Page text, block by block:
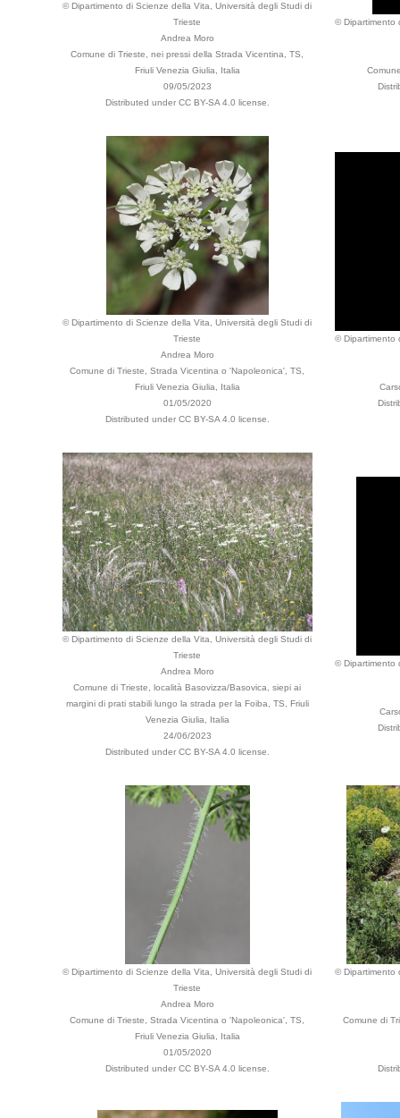
© Dipartimento di Scienze della Vita, Università degli Studi di
Trieste
Andrea Moro
Comune di Trieste, nei pressi della Strada Vicentina, TS,
Friuli Venezia Giulia, Italia
09/05/2023
Distributed under CC BY-SA 4.0 license.
© Dipartimento
© Dipartimento di Scienze della Vita, Università degli Studi di
Trieste
Andrea Moro
Comune di Trieste, Strada Vicentina o 'Napoleonica', TS,
Friuli Venezia Giulia, Italia
01/05/2020
Distributed under CC BY-SA 4.0 license.
© Dipartimento
© Dipartimento di Scienze della Vita, Università degli Studi di
Trieste
Andrea Moro
Comune di Trieste, località Basovizza/Basovica, siepi ai
margini di prati stabili lungo la strada per la Foiba, TS, Friuli
Venezia Giulia, Italia
24/06/2023
Distributed under CC BY-SA 4.0 license.
© Dipartimento
© Dipartimento di Scienze della Vita, Università degli Studi di
Trieste
Andrea Moro
Comune di Trieste, Strada Vicentina o 'Napoleonica', TS,
Friuli Venezia Giulia, Italia
01/05/2020
Distributed under CC BY-SA 4.0 license.
© Dipartimento
Comune di